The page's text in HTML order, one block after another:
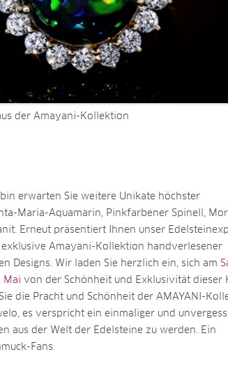
der Amayani-Kollektion
erwarten Sie weitere Unikate höchster
Maria-Aquamarin, Pinkfarbener Spinell,
Erneut präsentiert Ihnen unser
exklusive Amayani-Kollektion handverlesener
Designs. Wir laden Sie herzlich ein, sich am
Mai von der Schönheit und Exklusivität dieser
die Pracht und Schönheit der AMAYANI-
es verspricht ein einmaliger und
aus der Welt der Edelsteine zu werden. Ein
Fans.